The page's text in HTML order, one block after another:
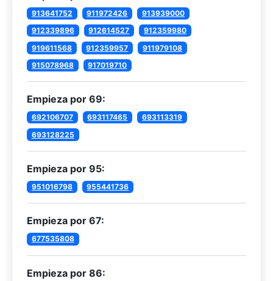
913641752 911972426
913939000
912339896
912614527
912359980
919611568
912359957
911979108
915078968
917019710
Empieza por 69:
692106707 693117465
693113319
693128225
Empieza por 95:
951016798 955441736
Empieza por 67:
677535808
Empieza por 86: